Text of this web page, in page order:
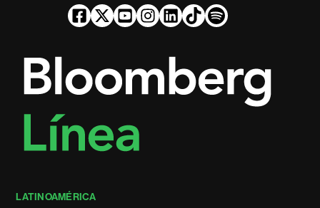
LATINOAMÉRICA